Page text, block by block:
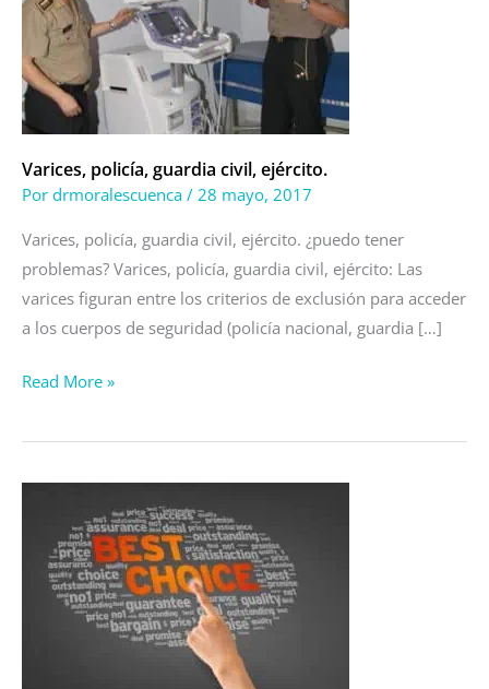
Varices, policía, guardia civil, ejército.
Por drmoralescuenca / 28 mayo, 2017
Varices, policía, guardia civil, ejército. ¿puedo tener
problemas? Varices, policía, guardia civil, ejército: Las
varices figuran entre los criterios de exclusión para acceder
a los cuerpos de seguridad (policía nacional, guardia […]
civil,
ejército.
Read More »
varices